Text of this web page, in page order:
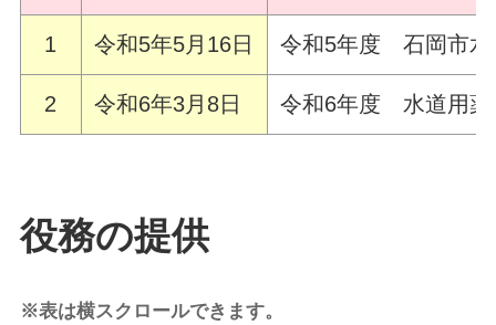
1 令和5年5月16日 令和5年度 石岡市
2 令和6年3月8日 令和6年度 水道用薬
役務の提供
※表は横スクロールできます。